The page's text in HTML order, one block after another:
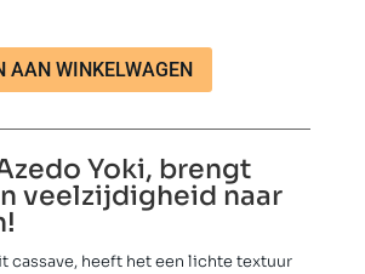
AAN WINKELWAGEN
Yoki, brengt
veelzijdigheid naar
cassave, heeft het een lichte textuur